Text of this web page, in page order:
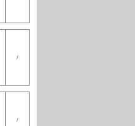
/
/